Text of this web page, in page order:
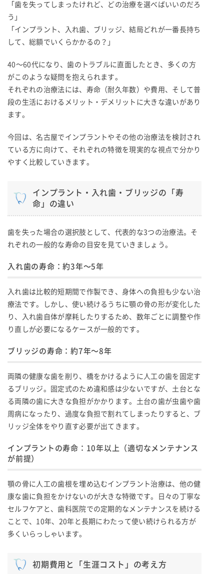
「歯を失ってしまったけれど、どの治療を選べばいいのだろ
う」
「インプラント、入れ歯、ブリッジ、結局どれが一番長持ち
して、総額でいくらかかるの？」
40〜60代になり、歯のトラブルに直面したとき、多くの方
がこのような疑問を抱えられます。
それぞれの治療法には、寿命（耐久年数）や費用、そして普
段の生活におけるメリット・デメリットに大きな違いがあり
ます。
今回は、名古屋でインプラントやその他の治療法を検討され
ている方に向けて、それぞれの特徴を現実的な視点で分かり
やすく比較していきます。
インプラント・入れ歯・ブリッジの「寿
命」の違い
歯を失った場合の選択肢として、代表的な3つの治療法。そ
れぞれの一般的な寿命の目安を見ていきましょう。
入れ歯の寿命：約3年〜5年
入れ歯は比較的短期間で作製でき、身体への負担も少ない治
療法です。しかし、使い続けるうちに顎の骨の形が変化した
り、入れ歯自体が摩耗したりするため、数年ごとに調整や作
り直しが必要になるケースが一般的です。
ブリッジの寿命：約7年〜8年
両隣の健康な歯を削り、橋をかけるように人工の歯を固定す
るブリッジ。固定式のため違和感は少ないですが、土台とな
る両隣の歯に大きな負担がかかります。土台の歯が虫歯や歯
周病になったり、過度な負担で割れてしまったりすると、ブ
リッジ全体をやり直す必要が出てきます。
インプラントの寿命：10年以上（適切なメンテナンス
が前提）
顎の骨に人工の歯根を埋め込むインプラント治療は、他の健
康な歯に負担をかけないのが大きな特徴です。日々の丁寧な
セルフケアと、歯科医院での定期的なメンテナンスを続ける
ことで、10年、20年と長期にわたって使い続けられる方が
多くいらっしゃいます。
初期費用と「生涯コスト」の考え方